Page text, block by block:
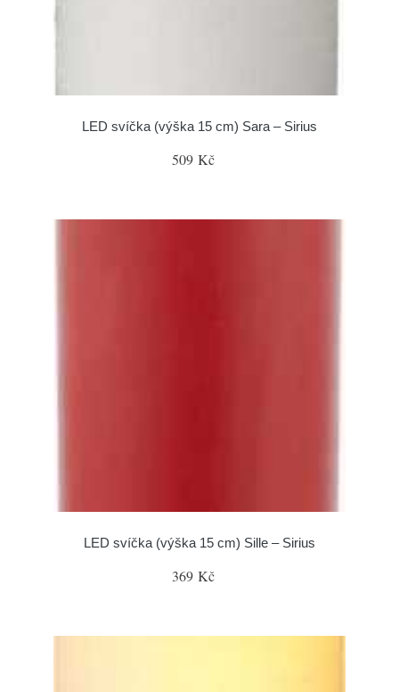
LED svíčka (výška 15 cm) Sara – Sirius
509 Kč
LED svíčka (výška 15 cm) Sille – Sirius
369 Kč